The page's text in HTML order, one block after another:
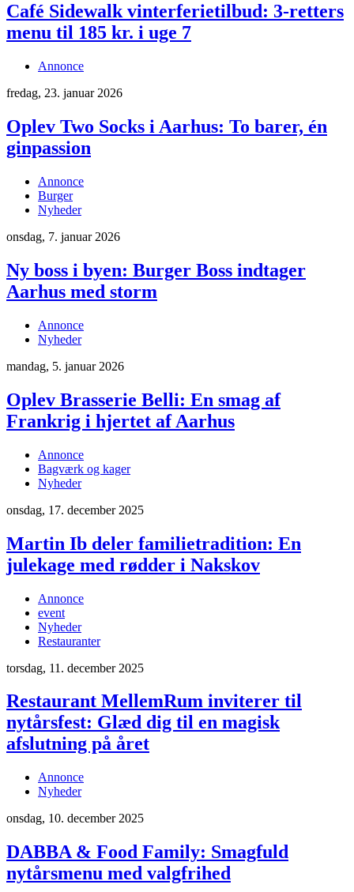
Café Sidewalk vinterferietilbud: 3-retters
menu til 185 kr. i uge 7
Annonce
fredag, 23. januar 2026
Oplev Two Socks i Aarhus: To barer, én
ginpassion
Annonce
Burger
Nyheder
onsdag, 7. januar 2026
Ny boss i byen: Burger Boss indtager
Aarhus med storm
Annonce
Nyheder
mandag, 5. januar 2026
Oplev Brasserie Belli: En smag af
Frankrig i hjertet af Aarhus
Annonce
Bagværk og kager
Nyheder
onsdag, 17. december 2025
Martin Ib deler familietradition: En
julekage med rødder i Nakskov
Annonce
event
Nyheder
Restauranter
torsdag, 11. december 2025
Restaurant MellemRum inviterer til
nytårsfest: Glæd dig til en magisk
afslutning på året
Annonce
Nyheder
onsdag, 10. december 2025
DABBA & Food Family: Smagfuld
nytårsmenu med valgfrihed